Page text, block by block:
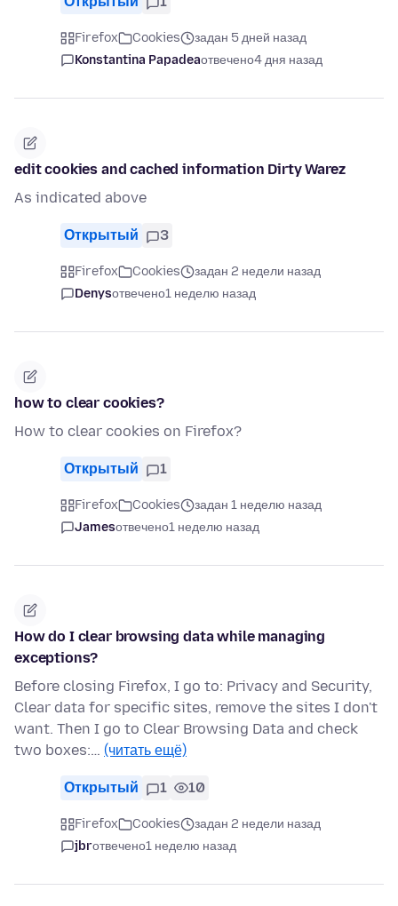
Firefox Cookies
задан 5 дней назад
Konstantina Papadeaотвечено4 дня назад
edit cookies and cached information Dirty Warez
As indicated above
Открытый 3
Firefox Cookies
задан 2 недели назад
Denysотвечено1 неделю назад
how to clear cookies?
How to clear cookies on Firefox?
Открытый 1
Firefox Cookies
задан 1 неделю назад
Jamesотвечено1 неделю назад
How do I clear browsing data while managing
exceptions?
Before closing Firefox, I go to: Privacy and Security,
Clear data for specific sites, remove the sites I don't
want. Then I go to Clear Browsing Data and check
two boxes:… (читать ещё)
Открытый 1 10
Firefox Cookies
задан 2 недели назад
jbrотвечено1 неделю назад